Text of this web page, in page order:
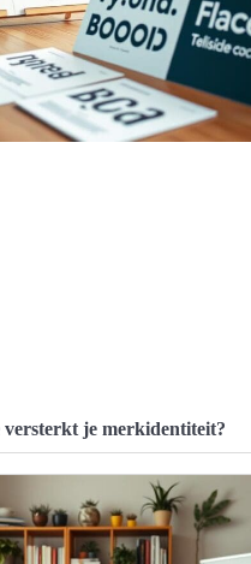
je merkidentiteit?